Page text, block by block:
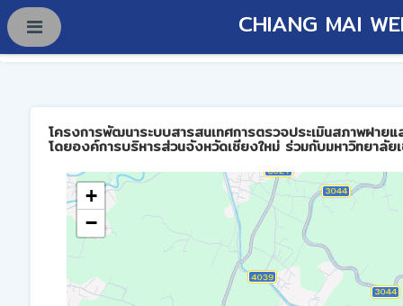
CHIANG MAI
โครงการพัฒนาระบบสารสนเทศการตรวจประเมินสภาพฝาย
โดยองค์การบริหารส่วนจังหวัดเชียงใหม่ ร่วมกับมหาวิทยาลัย
+
−